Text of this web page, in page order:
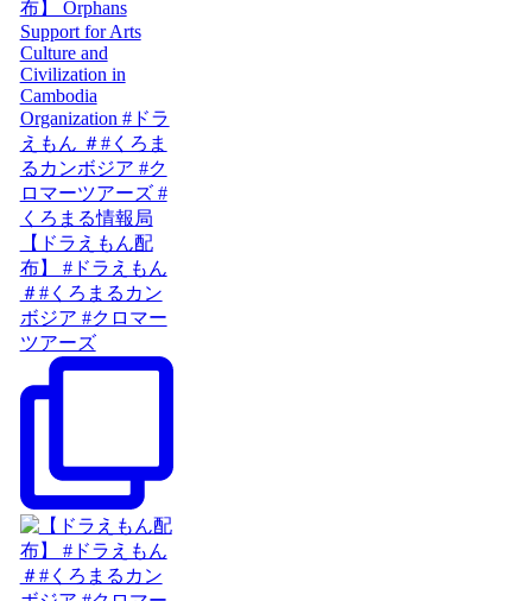
【ドラえもん配
布】 #ドラえもん
＃#くろまるカン
ボジア #クロマー
ツアーズ